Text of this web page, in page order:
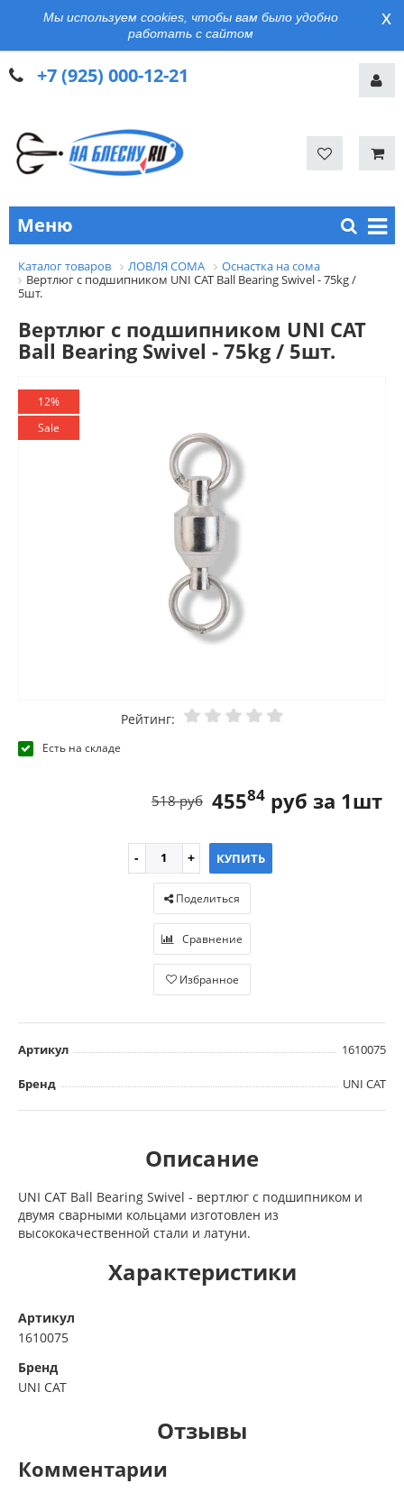
Мы используем cookies, чтобы вам было удобно
работать с сайтом
x
+7 (925) 000-12-21
Меню
Каталог товаров ЛОВЛЯ СОМА
Оснастка на сома
Вертлюг с подшипником UNI CAT Ball Bearing Swivel - 75kg /
5шт.
Вертлюг с подшипником UNI CAT
Ball Bearing Swivel - 75kg / 5шт.
12%
Sale
Рейтинг:
Есть на складе
45584 руб за 1шт
518 руб
КУПИТЬ
Поделиться
Сравнение
Избранное
Артикул 1610075
Бренд UNI CAT
Описание
UNI CAT Ball Bearing Swivel - вертлюг с подшипником и
двумя сварными кольцами изготовлен из
высококачественной стали и латуни.
Характеристики
Артикул
1610075
Бренд
UNI CAT
Отзывы
Комментарии